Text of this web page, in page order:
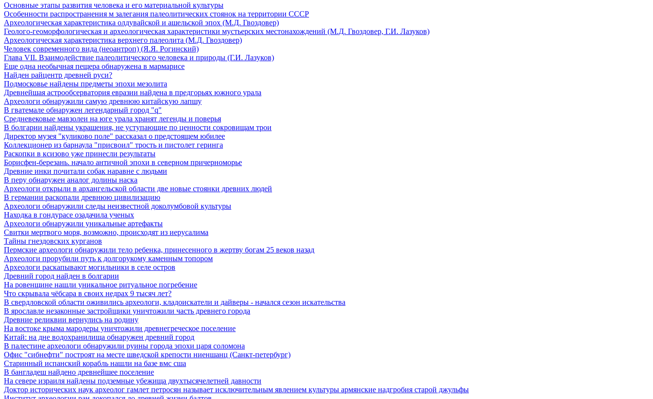
Основные этапы развития человека и его материальной культуры
Особенности распространения м залегания палеолитических стоянок на территории СССР
Археологическая характеристика олдувайской и ашельской эпох (М.Д. Гвоздовер)
Геолого-геоморфологическая и археологическая характеристики мустьерских местонахождений (М.Д. Гвоздовер, Г.И. Лазуков)
Археологическая характеристика верхнего палеолита (М.Д. Гвоздовер)
Человек современного вида (неоантроп) (Я.Я. Рогинский)
Глава VII. Взаимодействие палеолитического человека и природы (Г.И. Лазуков)
Еще одна необычная пещера обнаружена в мармарисе
Найден райцентр древней руси?
Подмосковье найдены предметы эпохи мезолита
Древнейшая астрообсерватория евразии найдена в предгорьях южного урала
Археологи обнаружили самую древнюю китайскую лапшу
В гватемале обнаружен легендарный город "q"
Средневековые мавзолеи на юге урала хранят легенды и поверья
В болгарии найдены украшения, не уступающие по ценности сокровищам трои
Директор музея "куликово поле" рассказал о предстоящем юбилее
Коллекционер из барнаула "присвоил" трость и пистолет геринга
Раскопки в ксизово уже принесли результаты
Борисфен-березань. начало античной эпохи в северном причерноморье
Древние инки почитали собак наравне с людьми
В перу обнаружен аналог долины наска
Археологи открыли в архангельской области две новые стоянки древних людей
В германии раскопали древнюю цивилизацию
Археологи обнаружили следы неизвестной доколумбовой культуры
Находка в гондурасе озадачила ученых
Археологи обнаружили уникальные артефакты
Свитки мертвого моря, возможно, происходят из иерусалима
Тайны гнездовских курганов
Пермские археологи обнаружили тело ребенка, принесенного в жертву богам 25 веков назад
Археологи прорубили путь к долгорукому каменным топором
Археологи раскапывают могильники в селе остров
Древний город найден в болгарии
На ровенщине нашли уникальное ритуальное погребение
Что скрывала чёбсара в своих недрах 9 тысяч лет?
В свердловской области оживились археологи, кладоискатели и дайверы - начался сезон искательства
В ярославле незаконные застройщики уничтожили часть древнего города
Древние реликвии вернулись на родину
На востоке крыма мародеры уничтожили древнегреческое поселение
Китай: на дне водохранилища обнаружен древний город
В палестине археологи обнаружили руины города эпохи царя соломона
Офис "сибнефти" построят на месте шведской крепости ниеншанц (Санкт-петербург)
Старинный испанский корабль нашли на базе вмс сша
В бангладеш найдено древнейшее поселение
На севере израиля найдены подземные убежища двухтысячелетней давности
Доктор исторических наук археолог гамлет петросян называет исключительным явлением культуры армянские надгробия старой джульфы